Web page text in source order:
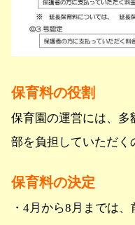
保育料の役割
保育園の運営には、多
部を負担していただく
保育料の決定
・4月から8月までは